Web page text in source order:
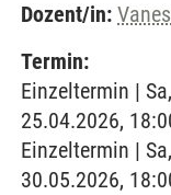
Dozent/in:
Termin:
Einzeltermin |
25.04.2026,
Einzeltermin |
30.05.2026,